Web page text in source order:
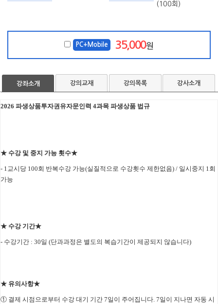
(100회)
PC+Mobile 35,000원
강좌소개 강의교재 강의목록 강사소개
2026 파생상품투자권유자문인력 4과목 파생상품 법규
★ 수강 및 중지 가능 횟수★
- 1교시당 100회 반복수강 가능(실질적으로 수강횟수 제한없음) / 일시중지 1회
가능
★ 수강 기간★
- 수강기간 : 30일 (단과과정은 별도의 복습기간이 제공되지 않습니다)
★ 유의사항★
① 결제 시점으로부터 수강 대기 기간 7일이 주어집니다. 7일이 지나면 자동 시